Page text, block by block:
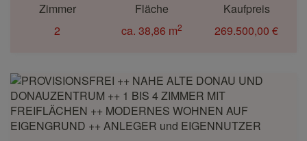
Zimmer
2
Fläche
ca. 38,86 m2
Kaufpreis
269.500,00 €